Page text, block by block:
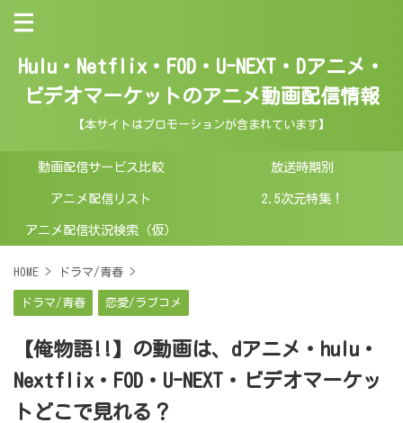
Hulu・Netflix・FOD・U-NEXT・Dアニメ・
ビデオマーケットのアニメ動画配信情報
【本サイトはプロモーションが含まれています】
動画配信サービス比較 放送時期別
アニメ配信リスト 2.5次元特集！
アニメ配信状況検索（仮）
HOME > ドラマ/青春 >
ドラマ/青春 恋愛/ラブコメ
【俺物語!!】の動画は、dアニメ・hulu・
Nextflix・FOD・U-NEXT・ビデオマーケッ
トどこで見れる？